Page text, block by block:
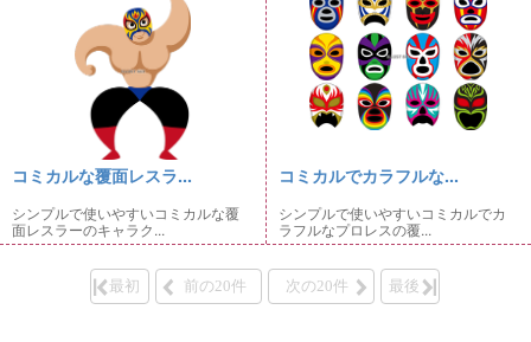
コミカルな覆面レスラ...
シンプルで使いやすいコミカルな覆
面レスラーのキャラク...
コミカルでカラフルな...
シンプルで使いやすいコミカルでカ
ラフルなプロレスの覆...
最初 前の20件 次の20件 最後